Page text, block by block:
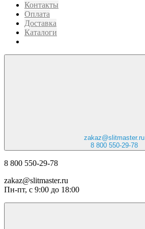
Контакты
Оплата
Доставка
Каталоги
zakaz@slitmaster.ru
8 800 550-29-78
8 800 550-29-78
zakaz@slitmaster.ru
Пн-пт, с 9:00 до 18:00